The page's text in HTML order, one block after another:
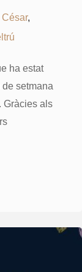
,
ha estat
setmana
Gràcies als